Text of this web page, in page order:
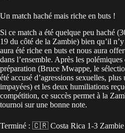
Un match haché mais riche en buts !
Si ce match a été quelque peu haché
19 du côté de la Zambie) bien qu’il
aura été riche en buts et nous aura
dans l’ensemble. Après les
préparation (Bruce Mwappe, le
été accusé d’agressions sexuelles,
impayées) et les deux humiliations
compétition, ce succès permet à la
tournoi sur une bonne note.
Terminé : 🇨🇷 Costa Rica 1-3